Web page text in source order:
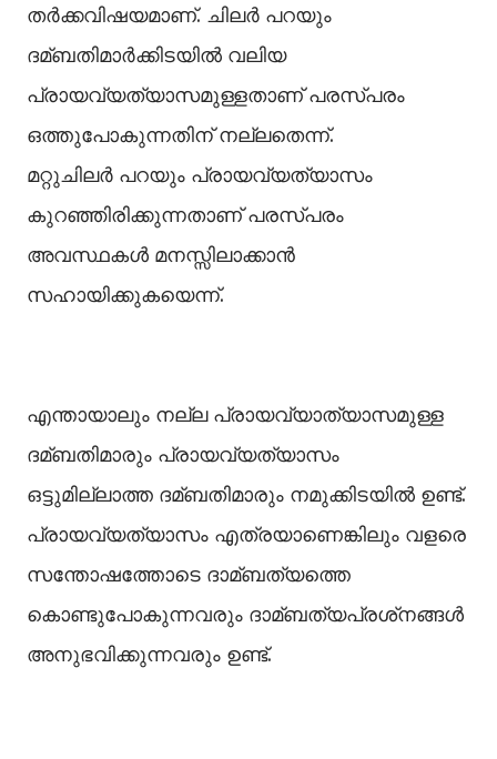
തര്‍ക്കവിഷയമാണ്. ചിലര്‍ പറയും
ദമ്ബതിമാര്‍ക്കിടയില്‍ വലിയ
പ്രായവ്യത്യാസമുള്ളതാണ് പരസ്പരം
ഒത്തുപോകുന്നതിന് നല്ലതെന്ന്.
മറ്റുചിലര്‍ പറയും പ്രായവ്യത്യാസം
കുറഞ്ഞിരിക്കുന്നതാണ് പരസ്പരം
അവസ്ഥകള്‍ മനസ്സിലാക്കാന്‍
സഹായിക്കുകയെന്ന്.
എന്തായാലും നല്ല പ്രായവ്യാത്യാസമുള്ള
ദമ്ബതിമാരും പ്രായവ്യത്യാസം
ഒട്ടുമില്ലാത്ത ദമ്ബതിമാരും നമുക്കിടയില്‍ ഉണ്ട്.
പ്രായവ്യത്യാസം എത്രയാണെങ്കിലും വളരെ
സന്തോഷത്തോടെ ദാമ്ബത്യത്തെ
കൊണ്ടുപോകുന്നവരും ദാമ്ബത്യപ്രശ്‌നങ്ങള്‍
അനുഭവിക്കുന്നവരും ഉണ്ട്.